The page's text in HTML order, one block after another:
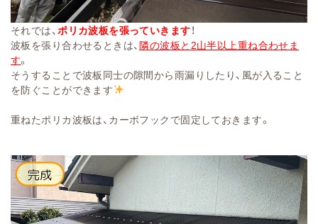
それでは、ポリカ波板を張っていきます！
波板を張り合わせるときは、隣の波板と2山半以上重ね合わせま
す。
そうすることで波板同士の隙間から雨漏りしたり、風が入ること
を防ぐことができます
重ねたポリカ波板は、カーボフックで固定しておきます。